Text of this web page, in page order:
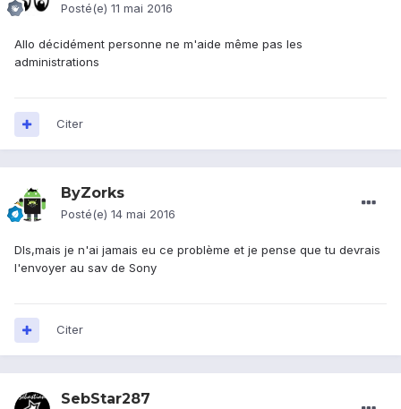
Posté(e) 11 mai 2016
Allo décidément personne ne m'aide même pas les
administrations
Citer
ByZorks
Posté(e) 14 mai 2016
Dls,mais je n'ai jamais eu ce problème et je pense que tu devrais
l'envoyer au sav de Sony
Citer
SebStar287